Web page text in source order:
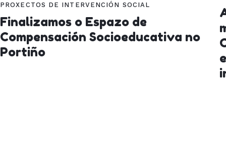
PROXECTOS DE INTERVENCIÓN SOCIAL
Finalizamos o Espazo de
Compensación Socioeducativa no
Portiño